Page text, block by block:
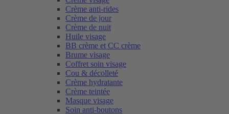
Crème anti-rides
Crème de jour
Crème de nuit
Huile visage
BB crème et CC crème
Brume visage
Coffret soin visage
Cou & décolleté
Crème hydratante
Crème teintée
Masque visage
Soin anti-boutons